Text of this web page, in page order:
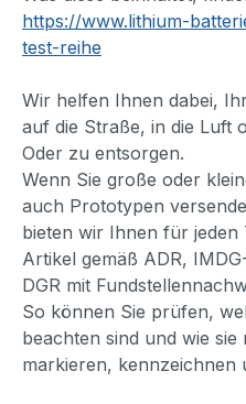
https://www.lithium-
test-reihe
Wir helfen Ihnen dabei,
auf die Straße, in die Luft
Oder zu entsorgen.
Wenn Sie große oder
auch Prototypen
bieten wir Ihnen für
Artikel gemäß ADR,
DGR mit
So können Sie prüfen,
beachten sind und wie
markieren, kennzeichnen